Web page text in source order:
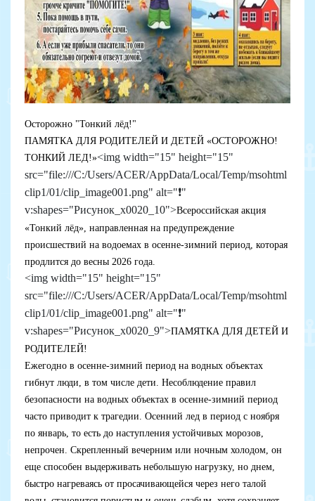
Осторожно "Тонкий лёд!"
ПАМЯТКА ДЛЯ РОДИТЕЛЕЙ И ДЕТЕЙ «ОСТОРОЖНО!
ТОНКИЙ ЛЕД!»<img width="15" height="15"
src="file:///C:/Users/ACER/AppData/Local/Temp/msohtml
clip1/01/clip_image001.png" alt="❗"
v:shapes="Рисунок_x0020_10">Всероссийская акция
«Тонкий лёд», направленная на предупреждение
происшествий на водоемах в осенне-зимний период, которая
продлится до весны 2026 года.
<img width="15" height="15"
src="file:///C:/Users/ACER/AppData/Local/Temp/msohtml
clip1/01/clip_image001.png" alt="❗"
v:shapes="Рисунок_x0020_9">ПАМЯТКА ДЛЯ ДЕТЕЙ И
РОДИТЕЛЕЙ!
Ежегодно в осенне-зимний период на водных объектах
гибнут люди, в том числе дети. Несоблюдение правил
безопасности на водных объектах в осенне-зимний период
часто приводит к трагедии. Осенний лед в период с ноября
по январь, то есть до наступления устойчивых морозов,
непрочен. Скрепленный вечерним или ночным холодом, он
еще способен выдерживать небольшую нагрузку, но днем,
быстро нагреваясь от просачивающейся через него талой